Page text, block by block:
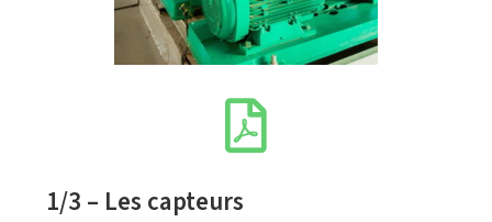
1/3 – Les capteurs